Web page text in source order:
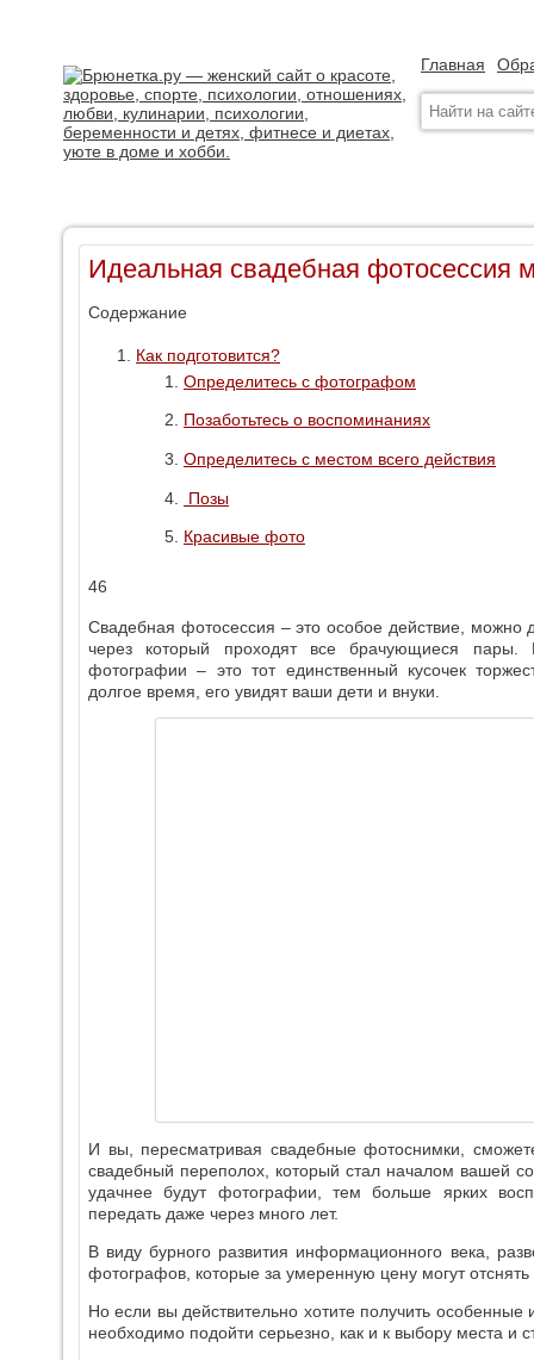
Главная
Идеальная свадебная фотосессия
Содержание
Как подготовится?
Определитесь с фотографом
Позаботьтесь о воспоминаниях
Определитесь с местом всего действия
Позы
Красивые фото
46
Свадебная фотосессия – это особое действие, можно
через который проходят все брачующиеся
фотографии – это тот единственный кусочек
долгое время, его увидят ваши дети и внуки.
И вы, пересматривая свадебные фотоснимки,
свадебный переполох, который стал началом вашей
удачнее будут фотографии, тем больше ярких
передать даже через много лет.
В виду бурного развития информационного века,
фотографов, которые за умеренную цену могут отснять
Но если вы действительно хотите получить
необходимо подойти серьезно, как и к выбору места и